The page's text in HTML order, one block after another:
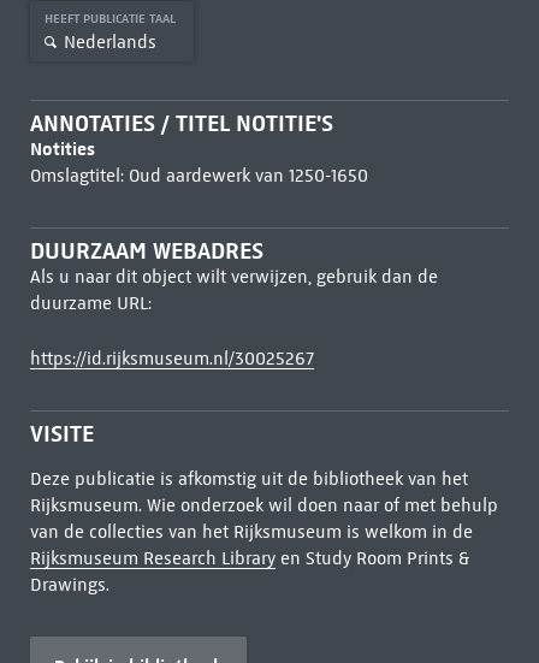
HEEFT PUBLICATIE TAAL
Nederlands
ANNOTATIES / TITEL NOTITIE'S
Notities
Omslagtitel: Oud aardewerk van 1250-1650
DUURZAAM WEBADRES
Als u naar dit object wilt verwijzen, gebruik dan de
duurzame URL:
https://id.rijksmuseum.nl/30025267
VISITE
Deze publicatie is afkomstig uit de bibliotheek van het
Rijksmuseum. Wie onderzoek wil doen naar of met behulp
van de collecties van het Rijksmuseum is welkom in de
Rijksmuseum Research Libraryen Study Room Prints &
Drawings.